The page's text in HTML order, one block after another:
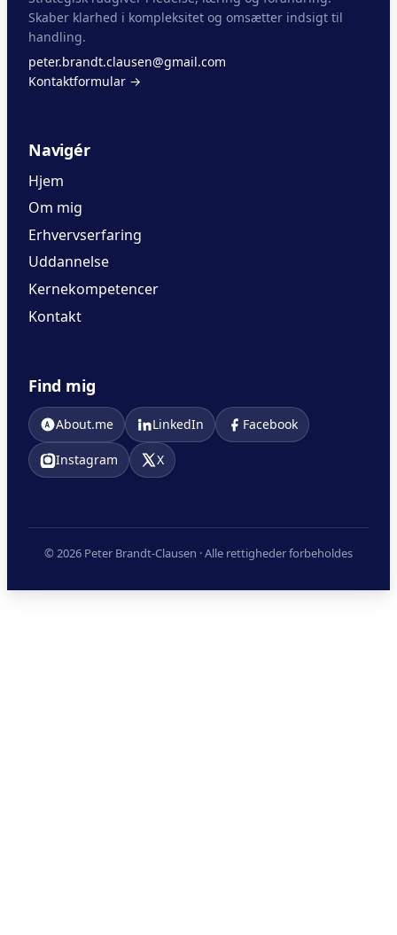
Skaber klarhed i kompleksitet og omsætter indsigt til
handling.
peter.brandt.clausen@gmail.com
Kontaktformular →
Navigér
Hjem
Om mig
Erhvervserfaring
Uddannelse
Kernekompetencer
Kontakt
Find mig
About.me LinkedIn Facebook
Instagram X
© 2026 Peter Brandt-Clausen · Alle rettigheder forbeholdes